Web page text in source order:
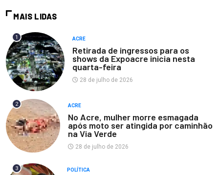
MAIS LIDAS
1 ACRE
Retirada de ingressos para os
shows da Expoacre inicia nesta
quarta-feira
28 de julho de 2026
2 ACRE
No Acre, mulher morre esmagada
após moto ser atingida por caminhão
na Via Verde
28 de julho de 2026
3 POLÍTICA